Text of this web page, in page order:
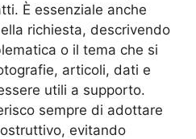
È essenziale anche
richiesta, descrivendo
o il tema che si
articoli, dati e
utili a supporto.
sempre di adottare
evitando